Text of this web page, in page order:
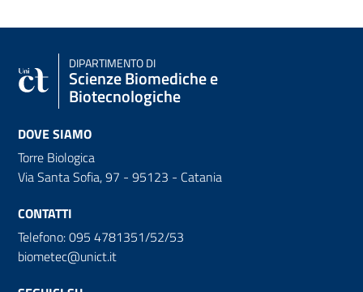
DIPARTIMENTO DI
Scienze Biomediche e
Biotecnologiche
DOVE SIAMO
Torre Biologica
Via Santa Sofia, 97 - 95123 - Catania
CONTATTI
Telefono: 095 4781351/52/53
biometec@unict.it